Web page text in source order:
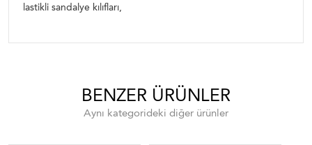
lastikli sandalye kılıfları,
BENZER ÜRÜNLER
Aynı kategorideki diğer ürünler